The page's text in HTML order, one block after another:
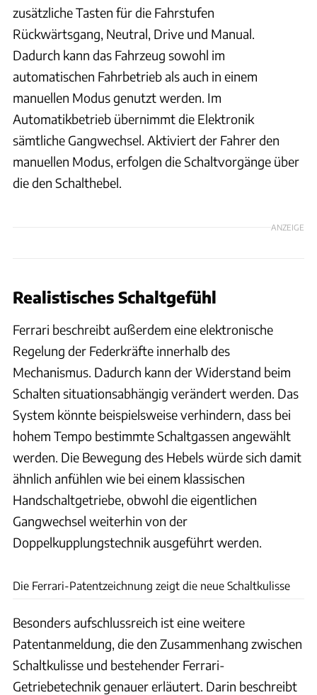
zusätzliche Tasten für die Fahrstufen
Rückwärtsgang, Neutral, Drive und Manual.
Dadurch kann das Fahrzeug sowohl im
automatischen Fahrbetrieb als auch in einem
manuellen Modus genutzt werden. Im
Automatikbetrieb übernimmt die Elektronik
sämtliche Gangwechsel. Aktiviert der Fahrer den
manuellen Modus, erfolgen die Schaltvorgänge über
die den Schalthebel.
ANZEIGE
Realistisches Schaltgefühl
Ferrari beschreibt außerdem eine elektronische
Regelung der Federkräfte innerhalb des
Mechanismus. Dadurch kann der Widerstand beim
Schalten situationsabhängig verändert werden. Das
System könnte beispielsweise verhindern, dass bei
hohem Tempo bestimmte Schaltgassen angewählt
werden. Die Bewegung des Hebels würde sich damit
ähnlich anfühlen wie bei einem klassischen
Handschaltgetriebe, obwohl die eigentlichen
Gangwechsel weiterhin von der
Doppelkupplungstechnik ausgeführt werden.
Die Ferrari-Patentzeichnung zeigt die neue Schaltkulisse
Besonders aufschlussreich ist eine weitere
Patentanmeldung, die den Zusammenhang zwischen
Schaltkulisse und bestehender Ferrari-
Getriebetechnik genauer erläutert. Darin beschreibt